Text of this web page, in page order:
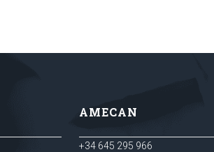
AMECAN
+34 645 295 966